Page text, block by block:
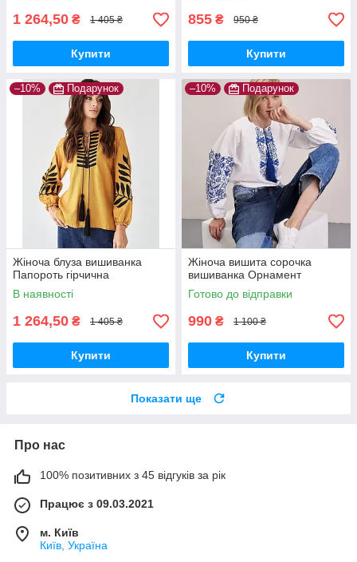
1 264,50 ₴ 1 405 ₴
Купити
855 ₴ 950 ₴
Купити
–10% Подарунок
Жіноча блуза вишиванка
Папороть гірчична
В наявності
1 264,50 ₴ 1 405 ₴
Купити
–10% Подарунок
Жіноча вишита сорочка
вишиванка Орнамент
Готово до відправки
990 ₴ 1 100 ₴
Купити
Показати ще
Про нас
100% позитивних з 45 відгуків за рік
Працює з 09.03.2021
м. Київ
Київ, Україна